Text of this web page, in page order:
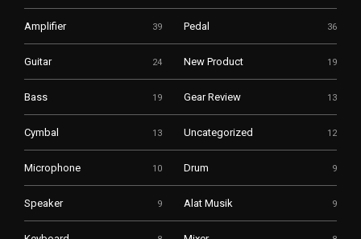
Amplifier 39 Pedal 36
Guitar 24 New Product 19
Bass 19 Gear Review 13
Cymbal 13 Uncategorized 12
Microphone 10 Drum 9
Speaker 9 Alat Musik 9